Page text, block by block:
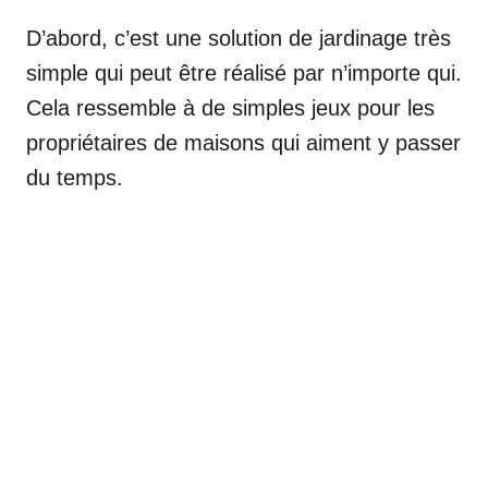
D’abord, c’est une solution de jardinage très
simple qui peut être réalisé par n’importe qui.
Cela ressemble à de simples jeux pour les
propriétaires de maisons qui aiment y passer
du temps.